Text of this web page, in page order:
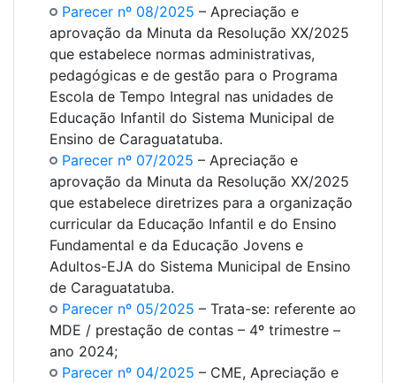
Parecer nº 08/2025 – Apreciação e
aprovação da Minuta da Resolução XX/2025
que estabelece normas administrativas,
pedagógicas e de gestão para o Programa
Escola de Tempo Integral nas unidades de
Educação Infantil do Sistema Municipal de
Ensino de Caraguatatuba.
Parecer nº 07/2025 – Apreciação e
aprovação da Minuta da Resolução XX/2025
que estabelece diretrizes para a organização
curricular da Educação Infantil e do Ensino
Fundamental e da Educação Jovens e
Adultos-EJA do Sistema Municipal de Ensino
de Caraguatatuba.
Parecer nº 05/2025 – Trata-se: referente ao
MDE / prestação de contas – 4º trimestre –
ano 2024;
Parecer nº 04/2025 – CME, Apreciação e